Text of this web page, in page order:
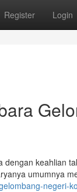
Register Login
keahlian
umumnya
negeri-